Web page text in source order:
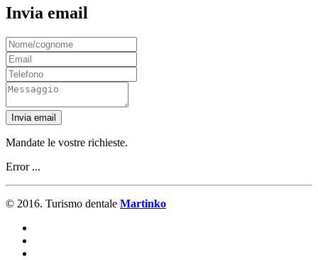
Invia email
Invia email
Mandate le vostre richieste.
Error ...
© 2016. Turismo dentale Martinko